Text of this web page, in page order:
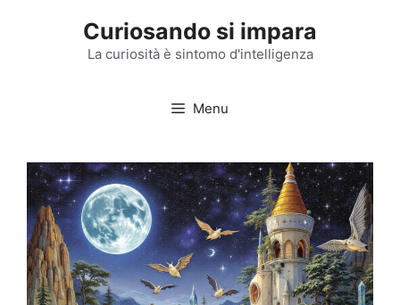
Curiosando si impara
La curiosità è sintomo d'intelligenza
Menu